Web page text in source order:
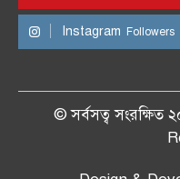
Instagram Followers
© সর্বসত্ব সংরক্ষিত